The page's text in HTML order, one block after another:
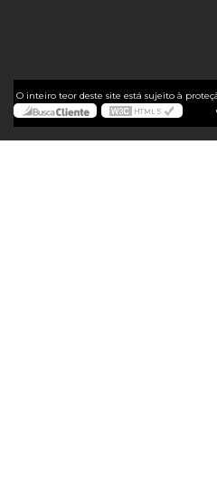
O inteiro teor deste site está sujeito à